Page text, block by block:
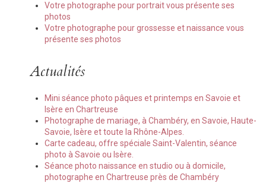
Votre photographe pour portrait vous présente ses
photos
Votre photographe pour grossesse et naissance vous
présente ses photos
Actualités
Mini séance photo pâques et printemps en Savoie et
Isère en Chartreuse
Photographe de mariage, à Chambéry, en Savoie, Haute-
Savoie, Isère et toute la Rhône-Alpes.
Carte cadeau, offre spéciale Saint-Valentin, séance
photo à Savoie ou Isère.
Séance photo naissance en studio ou à domicile,
photographe en Chartreuse près de Chambéry